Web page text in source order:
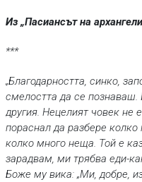
Из „Пасиансът на
***
„Благодарността, синко,
смелостта да се
другия. Нецелият човек не
пораснал да разбере
колко много неща. Той е
зарадвам, ми трябва еди-
Боже му вика: „Ми, добре,